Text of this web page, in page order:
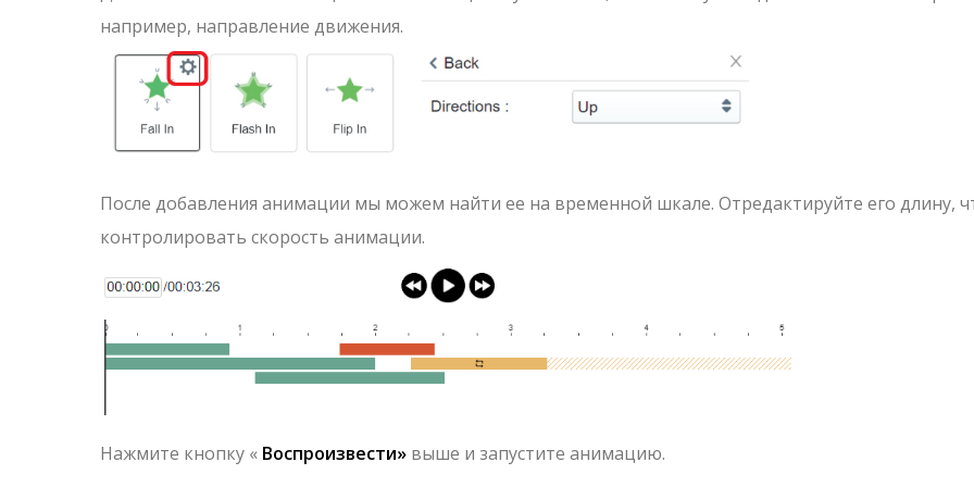
например, направление движения.
После добавления анимации мы можем найти ее на временной шкале. Отредактируйте его длину,
контролировать скорость анимации.
Нажмите кнопку « Воспроизвести» выше и запустите анимацию.